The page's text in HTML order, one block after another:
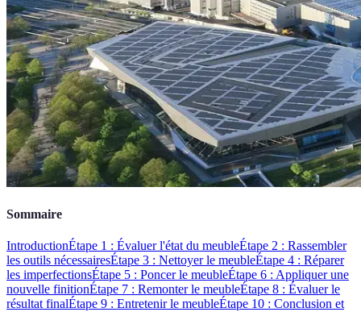
Sommaire
IntroductionÉtape 1 : Évaluer l'état du meubleÉtape 2 : Rassembler
les outils nécessairesÉtape 3 : Nettoyer le meubleÉtape 4 : Réparer
les imperfectionsÉtape 5 : Poncer le meubleÉtape 6 : Appliquer une
nouvelle finitionÉtape 7 : Remonter le meubleÉtape 8 : Évaluer le
résultat finalÉtape 9 : Entretenir le meubleÉtape 10 : Conclusion et